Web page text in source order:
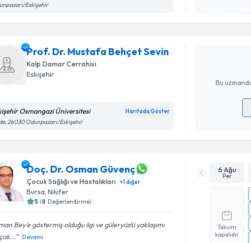
Eskişehir
Prof. Dr. Mustafa Behçet Sevin
Kalp Damar Cerrahisi
Eskişehir
Osmangazi Üniversitesi Haritada Göster
26030 Odunpazarı/Eskişehir
Bu
Kişisel
işlenmesini
Doç. Dr. Osman Güvenç
Çocuk Sağlığı ve Hastalıkları +1diğer
Bursa, Nilüfer
5 (8 Değerlendirme)
Bey'e göstermiş olduğu ilgi ve güleryüzlü yaklaşımı
Devamı
6 Ağu
Per
Takvim
kapalıdır